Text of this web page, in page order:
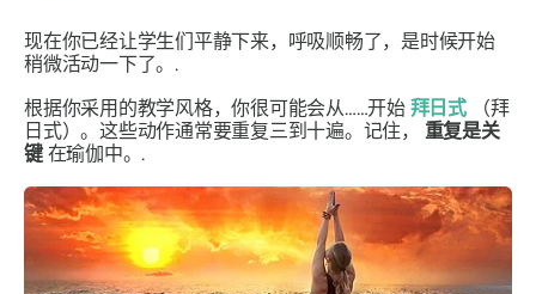
现在你已经让学生们平静下来，呼吸顺畅了，是时候开始
稍微活动一下了。.
根据你采用的教学风格，你很可能会从……开始 拜日式 （拜
日式）。这些动作通常要重复三到十遍。记住， 重复是关
键在瑜伽中。.